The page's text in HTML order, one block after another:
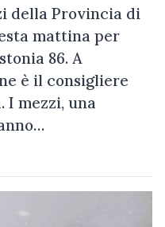
della Provincia di
mattina per
86. A
è il consigliere
I mezzi, una